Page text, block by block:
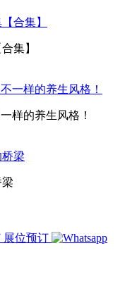
集】
样的养生风格！
展位预订